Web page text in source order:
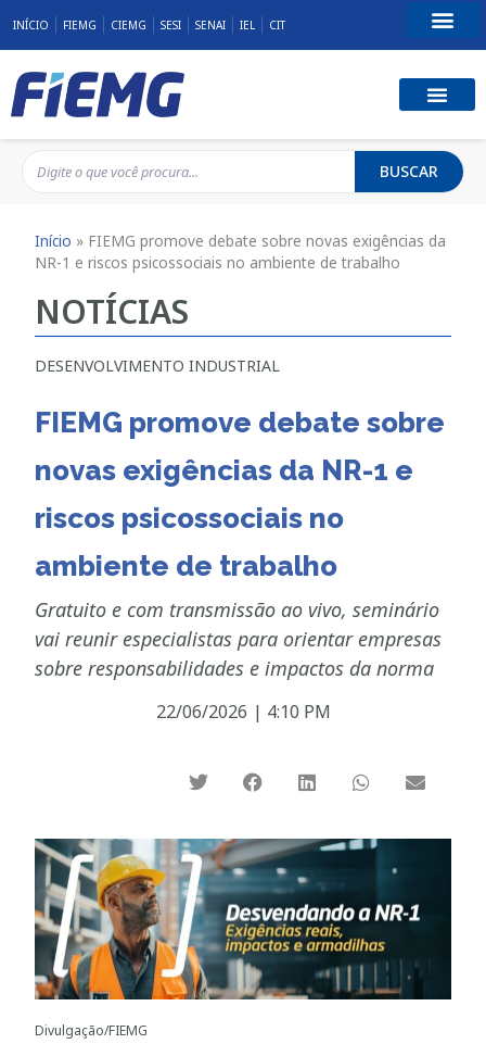
INÍCIO FIEMG CIEMG SESI SENAI IEL CIT
BUSCAR
Início » FIEMG promove debate sobre novas exigências da
NR-1 e riscos psicossociais no ambiente de trabalho
NOTÍCIAS
DESENVOLVIMENTO INDUSTRIAL
FIEMG promove debate sobre
novas exigências da NR-1 e
riscos psicossociais no
ambiente de trabalho
Gratuito e com transmissão ao vivo, seminário
vai reunir especialistas para orientar empresas
sobre responsabilidades e impactos da norma
22/06/2026 | 4:10 PM
Divulgação/FIEMG